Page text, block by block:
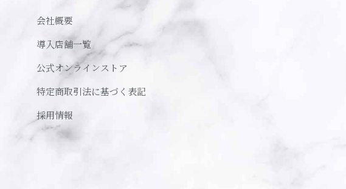
会社概要
導入店舗一覧
公式オンラインストア
特定商取引法に基づく表記
採用情報